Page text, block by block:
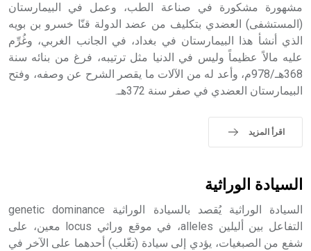
الملوك الذين حكموا مدينة إديسا (الرها) من أبجر الأول وحتى
التاسع، وهم ينتسبون إلى أسرة أوسروين
حيث تقتصر القيمة الصوتية للعلامة الك
مشهورة مشكورة في صناعة الطب، وعمل في البيمارستان
(المستشفى) العضدي بتكليف من عضد الدولة قنّا خسرو بن بويه
الذي أنشأ هذا البيمارستان في بغداد، في الجانب الغربي، وغُرِّم
عليه مالاً عظيماً وليس في الدنيا مثل ترتيبه، فرغ من بنائه سنة
368هـ/978م، وأعد له من الآلات ما يقصر الشرح عن وصفه، وفتح
البيمارستان العضدي في صفر سنة 372هـ.
اقرأ المزيد
السيادة الوراثية
السيادة الوراثية يُقصد بالسيادة الوراثية genetic dominance
التفاعل بين أليلين alleles، في موقع وراثي locus معين، على
شفع من الصبغيات، يؤدي إلى سيادة (تغّلب) أحدهما على الآخر في